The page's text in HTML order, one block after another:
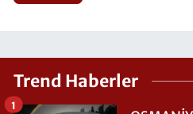
Trend Haberler
1